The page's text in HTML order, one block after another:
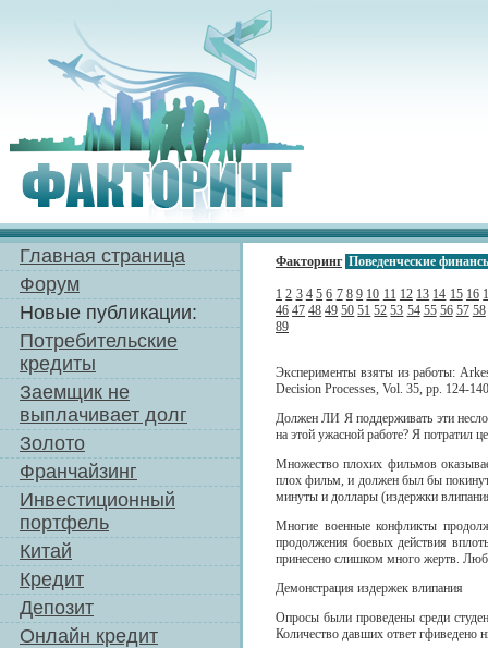
Главная страница
Форум
Новые публикации:
Потребительские
кредиты
Заемщик не
выплачивает долг
Золото
Франчайзинг
Инвестиционный
портфель
Китай
Кредит
Депозит
Онлайн кредит
Факторинг Поведенческие
1 2 3 4 5 6 7 8 9 10 11 12 13 14 15 16
46 47 48 49 50 51 52 53 54 55 56 57 58
89
Эксперименты взяты из работы:
Decision Processes, Vol. 35, pp. 124-
Должен ЛИ Я поддерживать эти
на этой ужасной работе? Я потратил
Множество плохих фильмов
плох фильм, и должен был бы
минуты и доллары (издержки
Многие военные конфликты
продолжения боевых действия
принесено слишком много жертв.
Демонстрация издержек влипания
Опросы были проведены среди
Количество давших ответ гфиведено